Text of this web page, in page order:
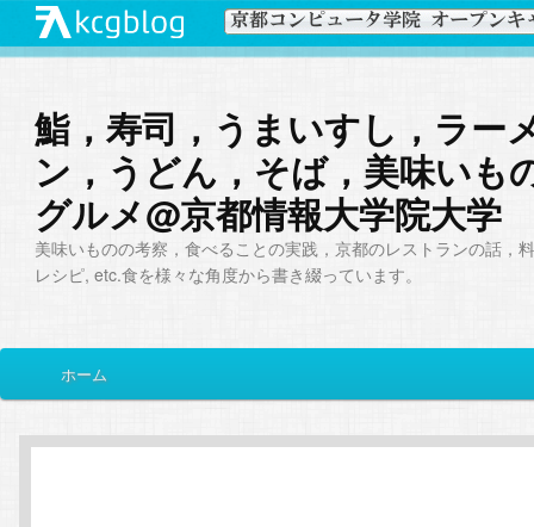
鮨，寿司，うまいすし，ラー
ン，うどん，そば，美味いも
グルメ@京都情報大学院大学
美味いものの考察，食べることの実践，京都のレストランの話，
レシピ, etc.食を様々な角度から書き綴っています。
イ
メ
イ
サ
ブ
ホーム